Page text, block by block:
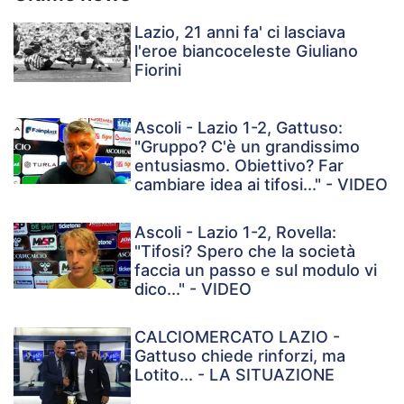
Lazio, 21 anni fa' ci lasciava
l'eroe biancoceleste Giuliano
Fiorini
Ascoli - Lazio 1-2, Gattuso:
"Gruppo? C'è un grandissimo
entusiasmo. Obiettivo? Far
cambiare idea ai tifosi..." - VIDEO
Ascoli - Lazio 1-2, Rovella:
"Tifosi? Spero che la società
faccia un passo e sul modulo vi
dico..." - VIDEO
CALCIOMERCATO LAZIO -
Gattuso chiede rinforzi, ma
Lotito... - LA SITUAZIONE